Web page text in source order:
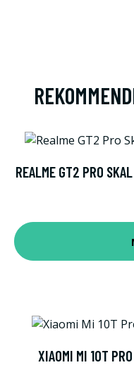
REALME GT2 PRO
XIAOMI MI 10T